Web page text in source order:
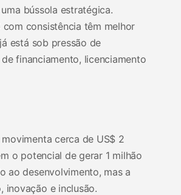
bússola estratégica.
com consistência têm melhor
está sob pressão de
financiamento, licenciamento
cerca de US$ 2
o potencial de gerar 1 milhão
ao desenvolvimento, mas a
inovação e inclusão.